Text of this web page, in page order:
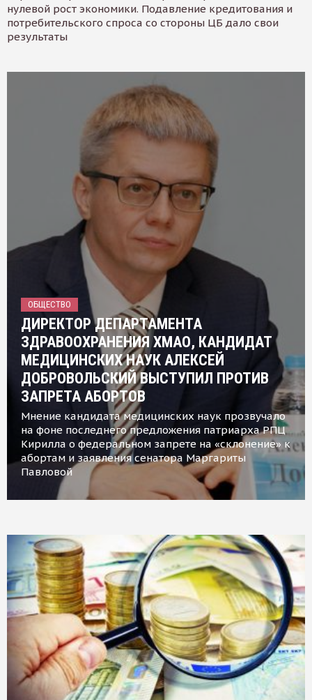
нулевой рост экономики. Подавление кредитования и
потребительского спроса со стороны ЦБ дало свои
результаты
ОБЩЕСТВО
ДИРЕКТОР ДЕПАРТАМЕНТА
ЗДРАВООХРАНЕНИЯ ХМАО, КАНДИДАТ
МЕДИЦИНСКИХ НАУК АЛЕКСЕЙ
ДОБРОВОЛЬСКИЙ ВЫСТУПИЛ ПРОТИВ
ЗАПРЕТА АБОРТОВ
Мнение кандидата медицинских наук прозвучало
на фоне последнего предложения патриарха РПЦ
Кирилла о федеральном запрете на «склонение» к
абортам и заявления сенатора Маргариты
Павловой